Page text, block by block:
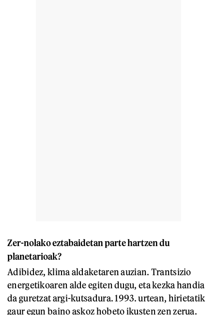
Zer-nolako eztabaidetan parte hartzen du
planetarioak?
Adibidez, klima aldaketaren auzian. Trantsizio
energetikoaren alde egiten dugu, eta kezka handia
da guretzat argi-kutsadura. 1993. urtean, hirietatik
gaur egun baino askoz hobeto ikusten zen zerua.